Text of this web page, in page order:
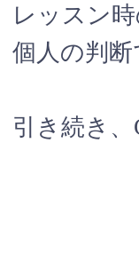
レッスン
個人の判
引き続き